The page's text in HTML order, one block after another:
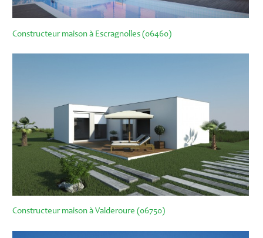
Constructeur maison à Escragnolles (06460)
Constructeur maison à Valderoure (06750)